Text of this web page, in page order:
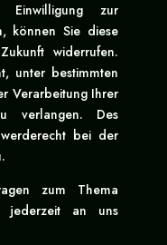
zur
können Sie diese
widerrufen.
unter bestimmten
Verarbeitung Ihrer
verlangen. Des
bei der
zum Thema
jederzeit an uns